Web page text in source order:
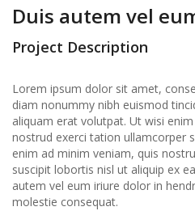
Duis autem vel
Project Description
Lorem ipsum dolor sit amet,
diam nonummy nibh euismod
aliquam erat volutpat. Ut wisi
nostrud exerci tation ullamcorper
enim ad minim veniam, quis
suscipit lobortis nisl ut aliquip ex
autem vel eum iriure dolor in
molestie consequat.